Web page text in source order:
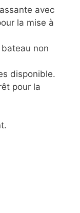
avec
la mise à
non
disponible.
pour la